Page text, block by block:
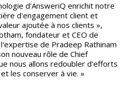
d'AnsweriQ enrichit notre
d'engagement client et
ajoutée à nos clients »,
fondateur et CEO de
de Pradeep Rathinam
nouveau rôle de Chief
nous allons redoubler d'efforts
les conserver à vie. »